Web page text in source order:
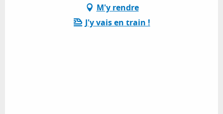
M'y rendre
J'y vais en train !